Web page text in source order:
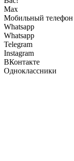
Max
Мобильный телефон
Whatsapp
Whatsapp
Telegram
Instagram
ВКонтакте
Одноклассники